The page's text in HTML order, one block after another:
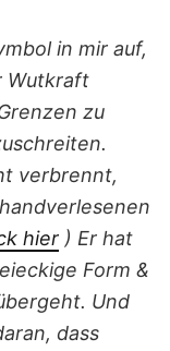
in mir auf,
Wutkraft
zu
verbrennt,
hier ) Er hat
Form &
Und
dass